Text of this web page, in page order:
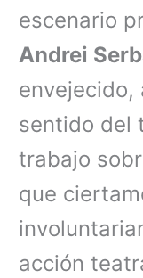
escenario
Andrei
envejecido,
sentido del
trabajo
que
acción